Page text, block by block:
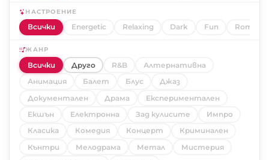
НАСТРОЕНИЕ
Всички Energetic Relaxing Dark Fun
ЖАНР
Всички Друго R&B
Алтернативна
Анимация
Балет Блус
Джаз
Документален
Драма
Експериментален
Екшън
Електронна Зад кулисите
Импро
Класика
Комедия Концерт
Криминален
Кънтри
Мелодрама Метал
Мистерия